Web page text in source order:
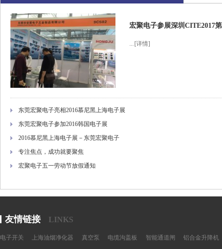
宏聚电子参展深圳CITE2017
... [详情]
东莞宏聚电子亮相2016慕尼黑上海电子展
东莞宏聚电子参加2016韩国电子展
2016慕尼黑上海电子展－东莞宏聚电子
专注焦点，成功就要聚焦
宏聚电子五一劳动节放假通知
友情链接 LINKS
电子开关 上海油烟净化器 真空泵 电缆沟盖板 智能通道闸 铝合金升降机